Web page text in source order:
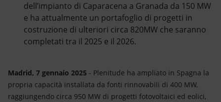
dell’impianto di Caparacena a Granada da 150 MW
e ha attualmente un portafoglio di progetti in
costruzione di ulteriori circa 820MW che saranno
completati tra il 2025 e il 2026.
Madrid, 7 gennaio 2025 - Plenitude ha ampliato in Spagna la
propria capacità installata da fonti rinnovabili di 400 MW,
raggiungendo circa 950 MW di progetti fotovoltaici ed eolici,